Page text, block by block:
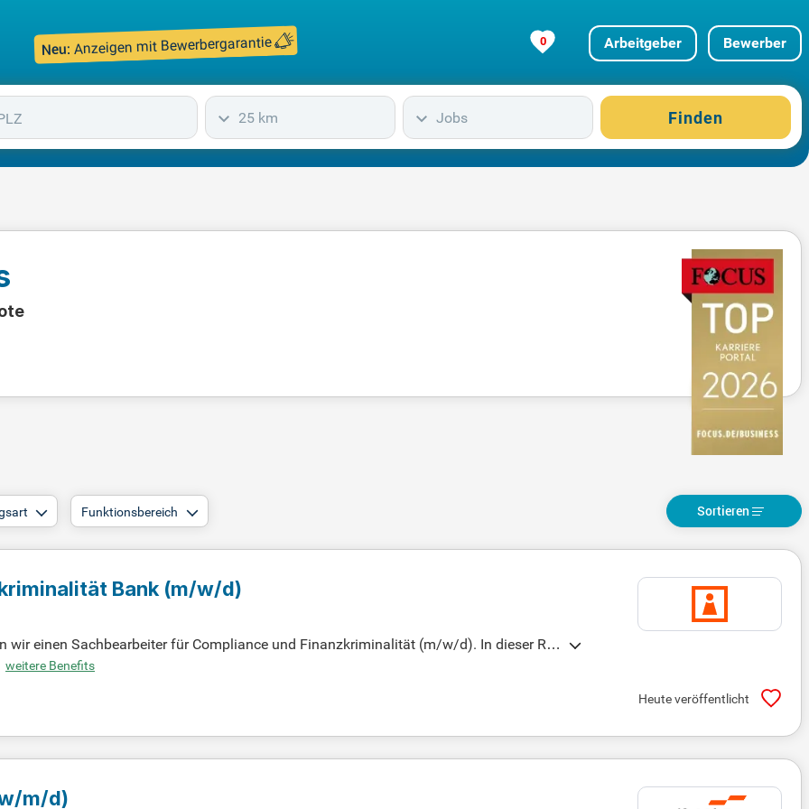
Neu: Anzeigen mit Bewerbergarantie 0 Arbeitgeber Bewerber
25 km Jobs Finden
Funktionsbereich Sortieren
Bank (m/w/d)
wir einen Sachbearbeiter für Compliance und Finanzkriminalität (m/w/d). In dieser Rol
Verdachtsmeldungen. Zudem bearbeiten Sie behördliche Auskunftsersuc
kaufmännische Ausbildung oder ein relevantes Studium mit. Interesse
weitere Benefits
Heute veröffentlicht
m/d)